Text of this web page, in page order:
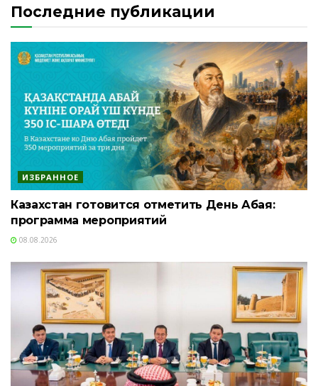
Последние публикации
ИЗБРАННОЕ
Казахстан готовится отметить День Абая:
программа мероприятий
08.08.2026